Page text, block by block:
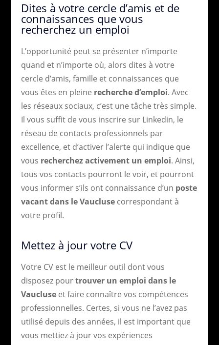
Dites à votre cercle d’amis et de
connaissances que vous
recherchez un emploi
L’opportunité peut se présenter n’importe
quand et n’importe où, alors dites à votre
cercle d’amis, famille et connaissances que
vous êtes en pleine recherche d’emploi. Avec
les réseaux sociaux, c’est une tâche très simple.
Il vous suffit de vous inscrire sur Linkedin, le
réseau de contacts professionnels par
excellence, et d’activer l’alerte qui indique que
vous recherchez activement un emploi. Ainsi,
tous vos contacts pourront le voir, et pourront
vous informer s’ils ont connaissance d’un poste
vacant dans le Vauclusecorrespondant à
votre profil.
Mettez à jour votre CV
Votre CV est le meilleur outil dont vous
disposez pourtrouver un emploi dans le
Vaucluseet faire connaître vos compétences
professionnelles. Certes, si vous ne l’avez pas
utilisé depuis des années, il est important que
vous mettiez à jour vos expériences